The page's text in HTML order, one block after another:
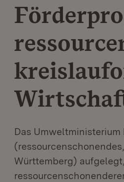
Das Umweltministerium
Württemberg)